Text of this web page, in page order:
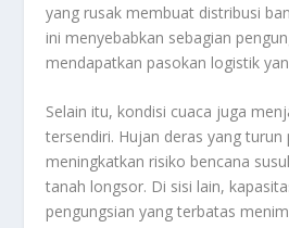
yang rusak membuat distribusi
ini menyebabkan sebagian
mendapatkan pasokan logistik
Selain itu, kondisi cuaca juga
tersendiri. Hujan deras yang turun
meningkatkan risiko bencana
tanah longsor. Di sisi lain,
pengungsian yang terbatas